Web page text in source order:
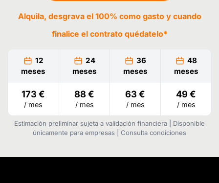
Alquila, desgrava el 100% como gasto y cuando
finalice el contrato quédatelo*
12
meses
24
meses
36
meses
48
meses
173 €
/ mes
88 €
/ mes
63 €
/ mes
49 €
/ mes
Estimación preliminar sujeta a validación financiera | Disponible
únicamente para empresas | Consulta condiciones